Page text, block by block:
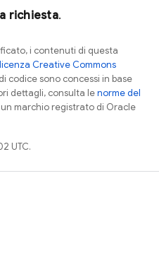
richiesta.
i contenuti di questa
licenza Creative Commons
codice sono concessi in base
dettagli, consulta lenorme del
un marchio registrato di Oracle
UTC.